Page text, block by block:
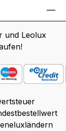
und Leolux